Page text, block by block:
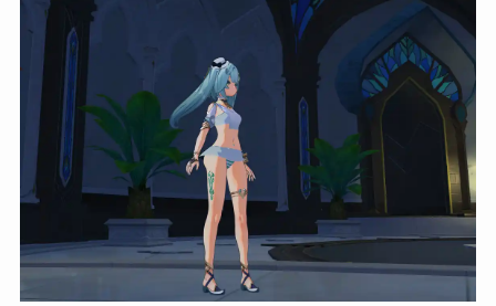
GameBanana
Nude Faruzan Mod